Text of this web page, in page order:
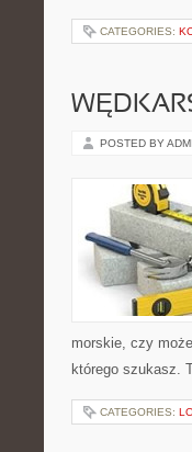
CATEGORIES:
POSTED BY
morskie, czy
którego szukasz.
CATEGORIES: